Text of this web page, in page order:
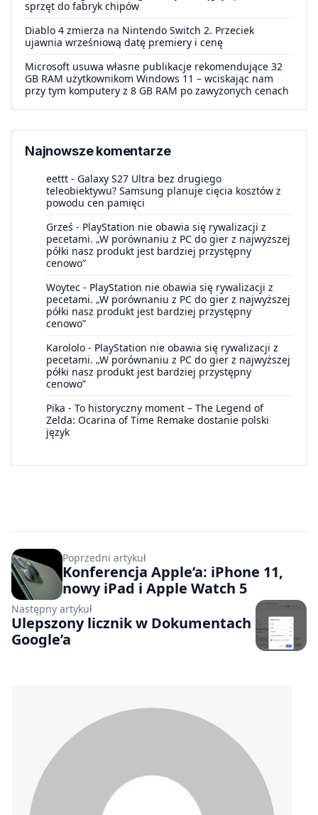
sprzęt do fabryk chipów
Diablo 4 zmierza na Nintendo Switch 2. Przeciek
ujawnia wrześniową datę premiery i cenę
Microsoft usuwa własne publikacje rekomendujące 32
GB RAM użytkownikom Windows 11 – wciskając nam
przy tym komputery z 8 GB RAM po zawyżonych cenach
Najnowsze komentarze
eettt - Galaxy S27 Ultra bez drugiego
teleobiektywu? Samsung planuje cięcia kosztów z
powodu cen pamięci
Grześ - PlayStation nie obawia się rywalizacji z
pecetami. „W porównaniu z PC do gier z najwyższej
półki nasz produkt jest bardziej przystępny
cenowo”
Woytec - PlayStation nie obawia się rywalizacji z
pecetami. „W porównaniu z PC do gier z najwyższej
półki nasz produkt jest bardziej przystępny
cenowo”
Karololo - PlayStation nie obawia się rywalizacji z
pecetami. „W porównaniu z PC do gier z najwyższej
półki nasz produkt jest bardziej przystępny
cenowo”
Pika - To historyczny moment – The Legend of
Zelda: Ocarina of Time Remake dostanie polski
język
Poprzedni artykuł
Konferencja Apple’a: iPhone 11,
nowy iPad i Apple Watch 5
Następny artykuł
Ulepszony licznik w Dokumentach
Google’a